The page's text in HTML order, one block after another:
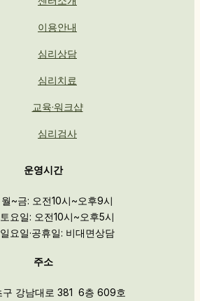
이용안내
심리상담
심리치료
교육·워크샵
심리검사
운영시간
월~금: 오전10시~오후9시
토요일: 오전10시~오후5시
일요일·공휴일: 비대면상담
주소
구 강남대로 381 6층 609호